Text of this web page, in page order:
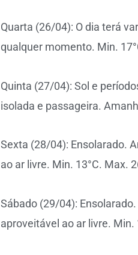
Quarta (26/04): O dia terá
qualquer momento. Min.
Quinta (27/04): Sol e
isolada e passageira.
Sexta (28/04): Ensolarado.
ao ar livre. Min. 13°C. Max.
Sábado (29/04):
aproveitável ao ar livre. Min.